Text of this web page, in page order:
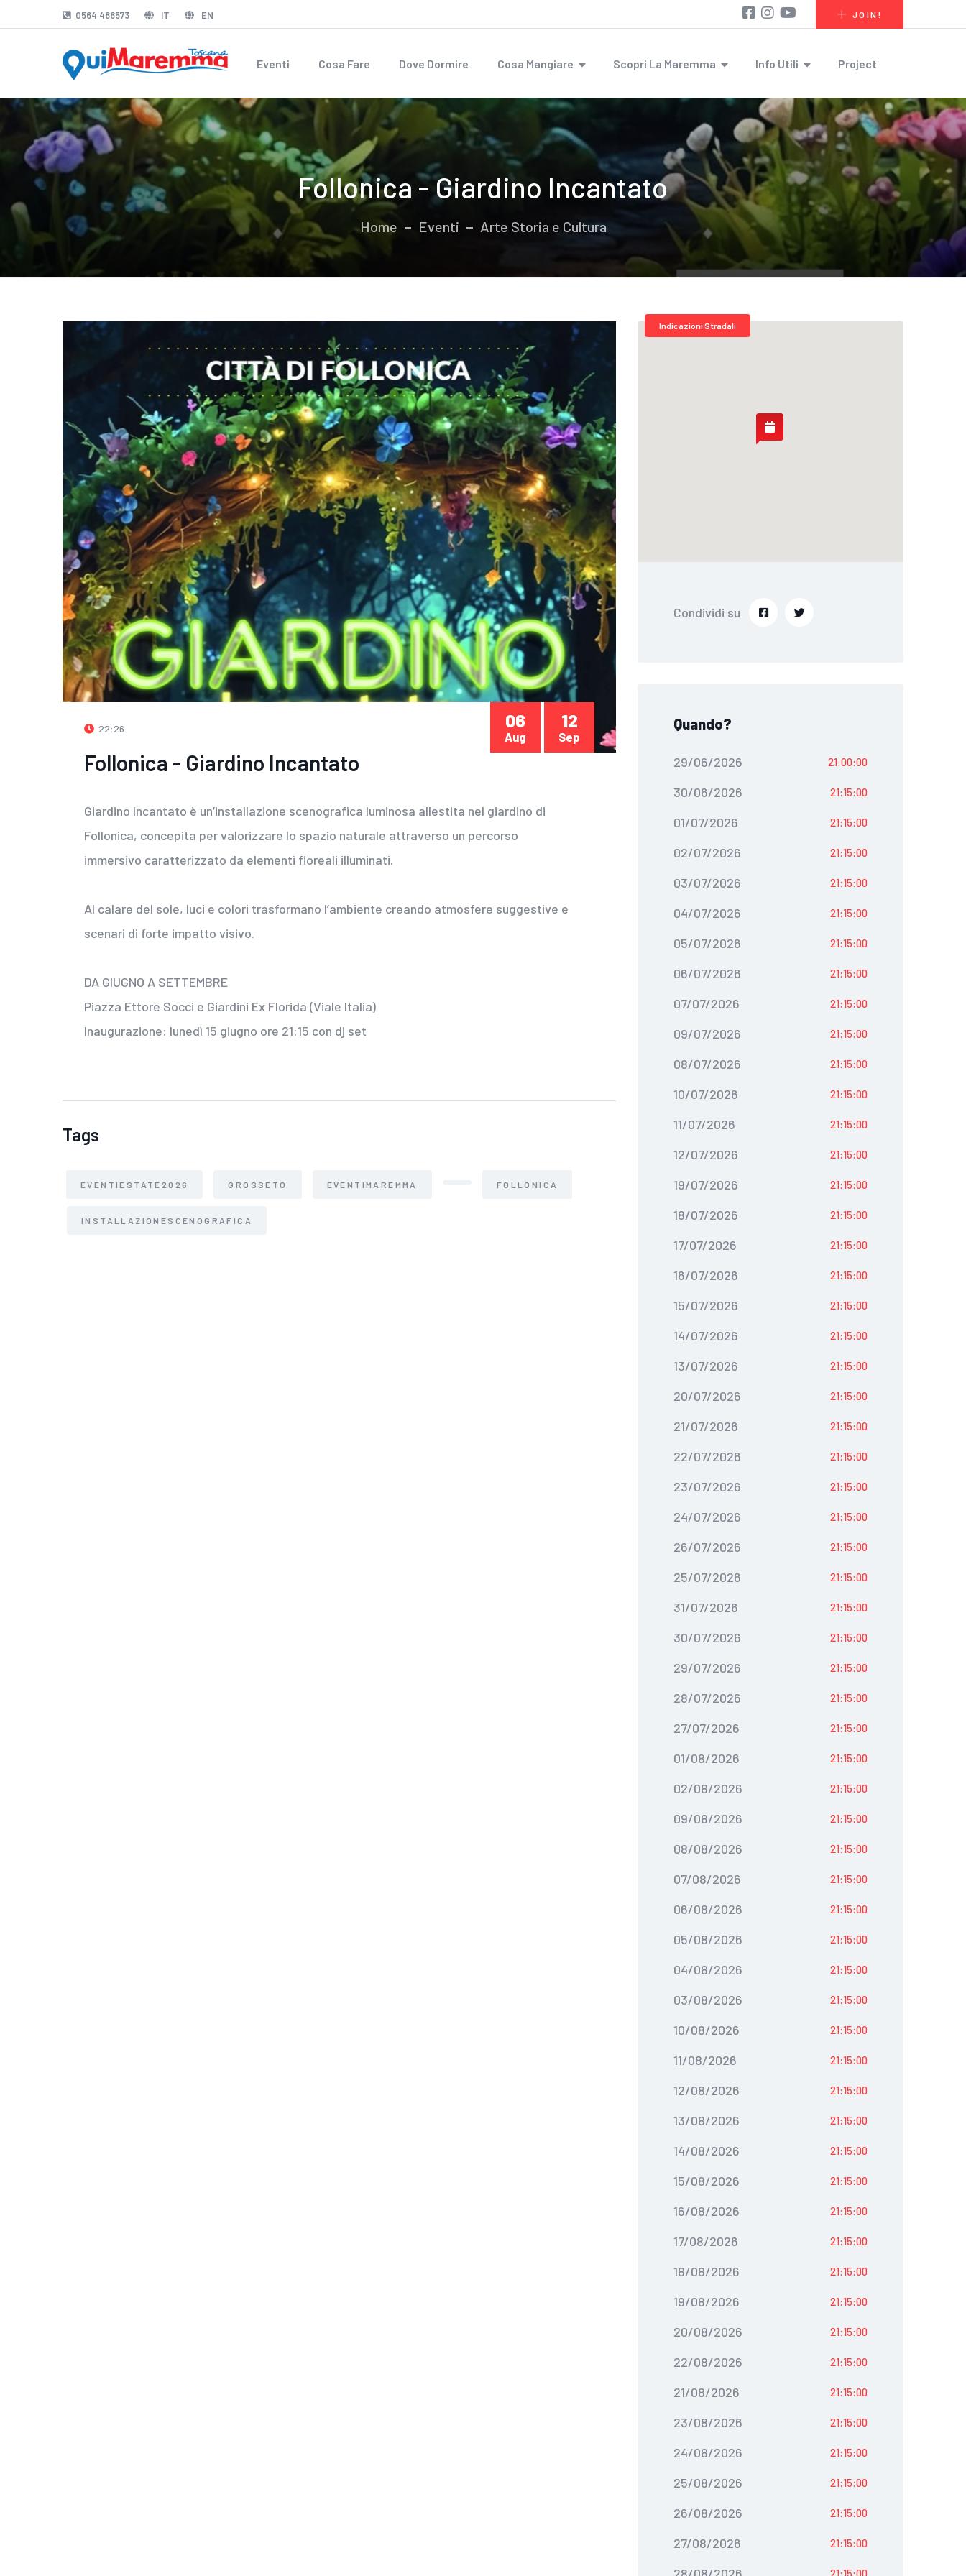
0564 488573 IT EN JOIN!
Eventi Cosa Fare Dove Dormire Cosa Mangiare Scopri La Maremma Info Utili Project
Follonica - Giardino Incantato
Home Eventi Arte Storia e Cultura
22:26
Follonica - Giardino Incantato
Giardino Incantato è un’installazione scenografica luminosa allestita nel giardino di
Follonica, concepita per valorizzare lo spazio naturale attraverso un percorso
immersivo caratterizzato da elementi floreali illuminati.
Al calare del sole, luci e colori trasformano l’ambiente creando atmosfere suggestive e
scenari di forte impatto visivo.
DA GIUGNO A SETTEMBRE
Piazza Ettore Socci e Giardini Ex Florida (Viale Italia)
Inaugurazione: lunedì 15 giugno ore 21:15 con dj set
06
Aug
12
Sep
Tags
EVENTIESTATE2026 GROSSETO EVENTIMAREMMA FOLLONICA
INSTALLAZIONESCENOGRAFICA
Indicazioni Stradali
Condividi su
Quando?
29/06/2026 21:00:00
30/06/2026 21:15:00
01/07/2026 21:15:00
02/07/2026 21:15:00
03/07/2026 21:15:00
04/07/2026 21:15:00
05/07/2026 21:15:00
06/07/2026 21:15:00
07/07/2026 21:15:00
09/07/2026 21:15:00
08/07/2026 21:15:00
10/07/2026 21:15:00
11/07/2026 21:15:00
12/07/2026 21:15:00
19/07/2026 21:15:00
18/07/2026 21:15:00
17/07/2026 21:15:00
16/07/2026 21:15:00
15/07/2026 21:15:00
14/07/2026 21:15:00
13/07/2026 21:15:00
20/07/2026 21:15:00
21/07/2026 21:15:00
22/07/2026 21:15:00
23/07/2026 21:15:00
24/07/2026 21:15:00
26/07/2026 21:15:00
25/07/2026 21:15:00
31/07/2026 21:15:00
30/07/2026 21:15:00
29/07/2026 21:15:00
28/07/2026 21:15:00
27/07/2026 21:15:00
01/08/2026 21:15:00
02/08/2026 21:15:00
09/08/2026 21:15:00
08/08/2026 21:15:00
07/08/2026 21:15:00
06/08/2026 21:15:00
05/08/2026 21:15:00
04/08/2026 21:15:00
03/08/2026 21:15:00
10/08/2026 21:15:00
11/08/2026 21:15:00
12/08/2026 21:15:00
13/08/2026 21:15:00
14/08/2026 21:15:00
15/08/2026 21:15:00
16/08/2026 21:15:00
17/08/2026 21:15:00
18/08/2026 21:15:00
19/08/2026 21:15:00
20/08/2026 21:15:00
22/08/2026 21:15:00
21/08/2026 21:15:00
23/08/2026 21:15:00
24/08/2026 21:15:00
25/08/2026 21:15:00
26/08/2026 21:15:00
27/08/2026 21:15:00
21:15:00